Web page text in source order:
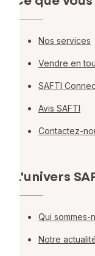
Nos services
Vendre en
SAFTI
Avis SAFTI
Contactez-
L'univers
Qui sommes-
Notre